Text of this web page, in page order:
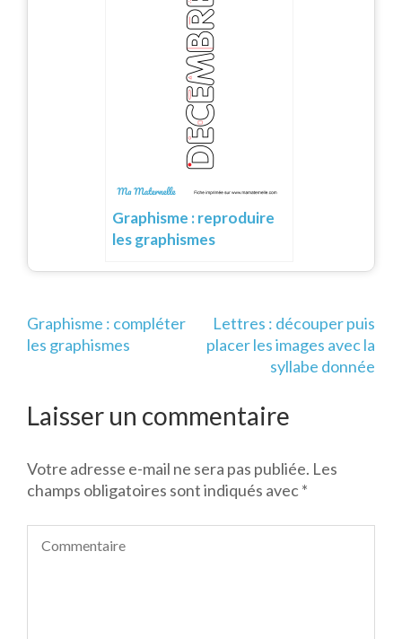
Graphisme : reproduire
les graphismes
Navigation
de
Graphisme : compléter
les graphismes
Lettres : découper puis
placer les images avec la
syllabe donnée
Laisser un commentaire
Votre adresse e-mail ne sera pas publiée. Les
champs obligatoires sont indiqués avec*